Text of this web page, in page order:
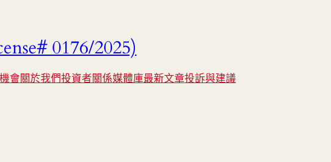
0176/2025)
會關於我們投資者關係媒體庫最新文章投訴與建議